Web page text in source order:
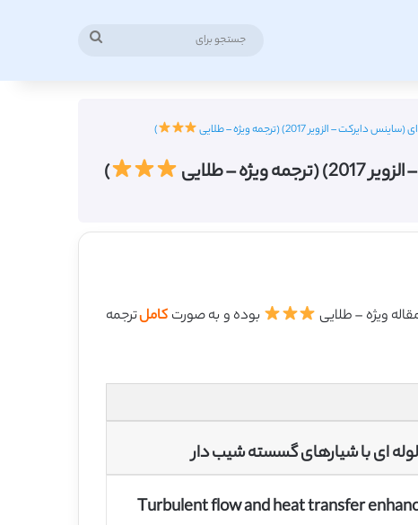
2017) (ترجمه ویژه – طلایی )
– طلایی )
بوده و به صورت کاملترجمه
ای با شیارهای گسسته شیب دار
Turbulent flow and heat transfer